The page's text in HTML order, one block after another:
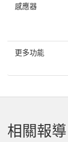
感應器
更多功能
相關報導